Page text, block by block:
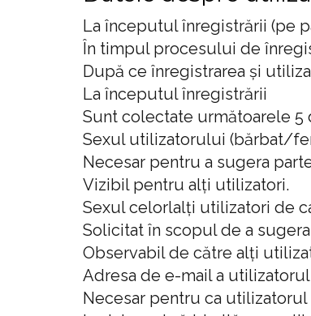
La începutul înregistrării (pe
În timpul procesului de
După ce înregistrarea și
La începutul înregistrării
Sunt colectate următoarele 5
Sexul utilizatorului (bărbat/
Necesar pentru a sugera
Vizibil pentru alți utilizatori.
Sexul celorlalți utilizatori de
Solicitat în scopul de a
Observabil de către alți
Adresa de e-mail a
Necesar pentru ca